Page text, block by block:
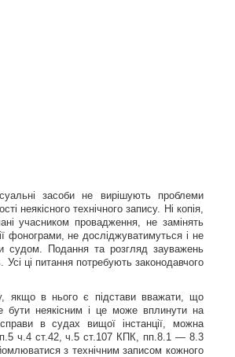
засоби не вирішують проблеми
неякісного технічного запису. Ні копія,
учасником провадження, не замінять
фонограми, не досліджуватимуться і не
судом. Подання та розгляд зауважень
Усі ці питання потребують законодавчого
якщо в нього є підстави вважати, що
бути неякісним і це може вплинути на
в судах вищої інстанції, можна
п.5 ч.4 ст.42, ч.5 ст.107 КПК, пп.8.1 — 8.3
з технічним записом кожного